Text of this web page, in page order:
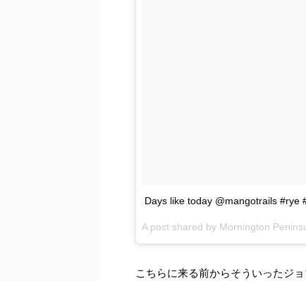
Days like today @mangotrails #rye
A post shared by Mornington
こちらに来る前からそういったジ